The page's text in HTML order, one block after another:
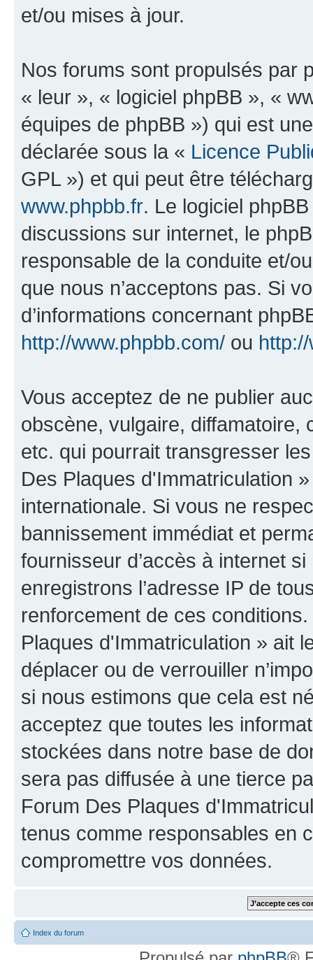
et/ou mises à jour.
Nos forums sont propulsés par
« leur », « logiciel phpBB », «
équipes de phpBB ») qui est
déclarée sous la « Licence
GPL ») et qui peut être
www.phpbb.fr. Le logiciel
discussions sur internet, le
responsable de la conduite et/
que nous n’acceptons pas. Si
d’informations concernant
http://www.phpbb.com/ ou
Vous acceptez de ne publier
obscène, vulgaire, diffamatoire,
etc. qui pourrait transgresser
Des Plaques d'Immatriculation
internationale. Si vous ne
bannissement immédiat et
fournisseur d’accès à internet
enregistrons l’adresse IP de
renforcement de ces
Plaques d'Immatriculation » ait
déplacer ou de verrouiller
si nous estimons que cela est
acceptez que toutes les
stockées dans notre base de
sera pas diffusée à une tierce
Forum Des Plaques
tenus comme responsables en
compromettre vos données.
Index du forum